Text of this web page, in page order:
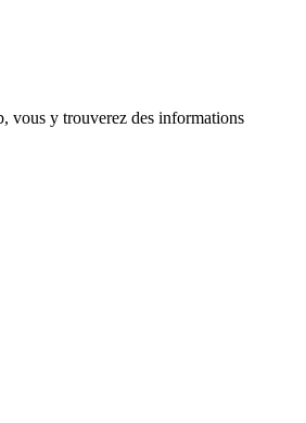
vous y trouverez des informations